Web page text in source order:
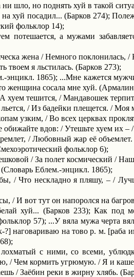
шло, но поднять хуй в такой
хуй посадил... (Барков 274);
фольклор 14);
поте­шается, а мужами
жена / Немного поклонилась, /
твоем я льстилась. (Барков 273);
энцикл. 1865); ...Мне кажется
женщина сосала мне хуй.
хуем тешится, / Мандавошек
/ Из бадейки плещется. /
узким, / Во всех церквах
вдов: / Утешьте хуем их –
/ Любовный жар её
фольклор 6);
/ За полет космический /
Еблем.­‑энцикл. 1865);
/ Что нескладно я пляшу, – /
/ И вот тут он напоролся на
хуй... (Барков 233); Как под
57); ...У вяла мужа черта
наговариваю на тово р. м. [раба
с ними, со всеми,
/ Чем кормить угрюмую. / Я и
/ Заёбин реки в жирну хлябь.